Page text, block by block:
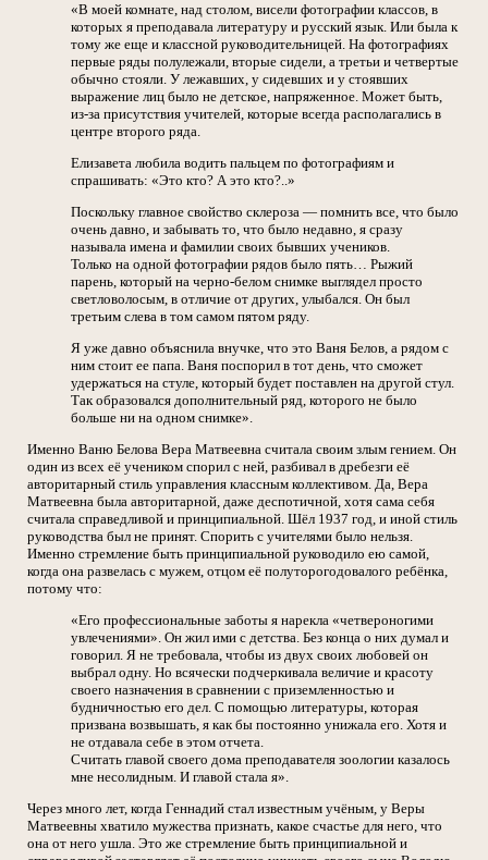
«В моей комнате, над столом, висели фотографии классов, в
которых я преподавала литературу и русский язык. Или была к
тому же еще и классной руководительницей. На фотографиях
первые ряды полулежали, вторые сидели, а третьи и четвертые
обычно стояли. У лежавших, у сидевших и у стоявших
выражение лиц было не детское, напряженное. Может быть,
из-за присутствия учителей, которые всегда располагались в
центре второго ряда.
Елизавета любила водить пальцем по фотографиям и
спрашивать: «Это кто? А это кто?..»
Поскольку главное свойство склероза — помнить все, что было
очень давно, и забывать то, что было недавно, я сразу
называла имена и фамилии своих бывших учеников.
Только на одной фотографии рядов было пять… Рыжий
парень, который на черно-белом снимке выглядел просто
светловолосым, в отличие от других, улыбался. Он был
третьим слева в том самом пятом ряду.
Я уже давно объяснила внучке, что это Ваня Белов, а рядом с
ним стоит ее папа. Ваня поспорил в тот день, что сможет
удержаться на стуле, который будет поставлен на другой стул.
Так образовался дополнительный ряд, которого не было
больше ни на одном снимке».
Именно Ваню Белова Вера Матвеевна считала своим злым гением. Он
один из всех её учеником спорил с ней, разбивал в дребезги её
авторитарный стиль управления классным коллективом. Да, Вера
Матвеевна была авторитарной, даже деспотичной, хотя сама себя
считала справедливой и принципиальной. Шёл 1937 год, и иной стиль
руководства был не принят. Спорить с учителями было нельзя.
Именно стремление быть принципиальной руководило ею самой,
когда она развелась с мужем, отцом её полуторогодовалого ребёнка,
потому что:
«Его профессиональные заботы я нарекла «четвероногими
увлечениями». Он жил ими с детства. Без конца о них думал и
говорил. Я не требовала, чтобы из двух своих любовей он
выбрал одну. Но всячески подчеркивала величие и красоту
своего назначения в сравнении с приземленностью и
будничностью его дел. С помощью литературы, которая
призвана возвышать, я как бы постоянно унижала его. Хотя и
не отдавала себе в этом отчета.
Считать главой своего дома преподавателя зоологии казалось
мне несолидным. И главой стала я».
Через много лет, когда Геннадий стал известным учёным, у Веры
Матвеевны хватило мужества признать, какое счастье для него, что
она от него ушла. Это же стремление быть принципиальной и